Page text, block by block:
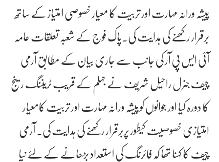
پیشہ ورانہ مہارت اور تربیت کا معیار خصوصی امتیاز کے ساتھ
برقرار رکھنے کی ہدایت کی۔پاک فوج کے شعبہ تعلقات عامہ
آئی ایس پی آر کی جانب سے جاری بیان کے مطابق آرمی
چیف جنرل راحیل شریف نے جہلم کے قریب ٹریننگ رینج
کا دورہ کیا اور جوانوں کو پیشہ ورانہ مہارت اور تربیت کامعیار
امتیازی خصوصیت کیطور پربرقرار رکھنے کی ہدایت کی۔ آرمی
چیف کا کہنا تھا کہ فائرنگ کی استعداد بڑھانے کے لئے نیا